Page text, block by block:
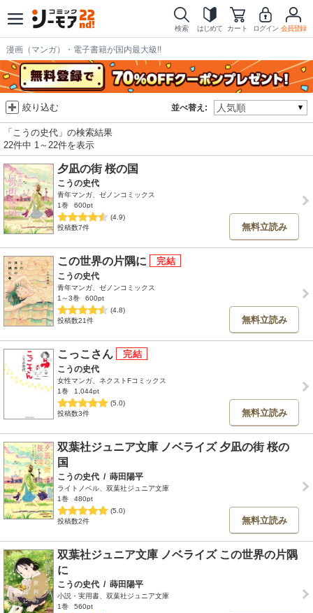
検索 はじめて カート ログイン 会員登録
漫画（マンガ）・電子書籍が国内最大級!!
並べ替え:
絞り込む
「こうの史代」の検索結果
22件中 1～22件を表示
夕凪の街 桜の国
こうの史代
青年マンガ、ゼノンコミックス
1巻
600pt
(4.9)
投稿数7件
無料立読み
この世界の片隅に
こうの史代
青年マンガ、ゼノンコミックス
1～3巻
600pt
(4.8)
投稿数21件
無料立読み
こっこさん
こうの史代
女性マンガ、ネクストFコミックス
1巻
1,044pt
(5.0)
投稿数3件
無料立読み
双葉社ジュニア文庫 ノベライズ 夕凪の街 桜の
国
こうの史代 / 蒔田陽平
ライトノベル、双葉社ジュニア文庫
1巻
480pt
(5.0)
投稿数2件
無料立読み
双葉社ジュニア文庫 ノベライズ この世界の片隅
に
こうの史代 / 蒔田陽平
小説・実用書、双葉社ジュニア文庫
1巻
560pt